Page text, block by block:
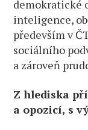
demokratické
inteligence,
především v
sociálního
a zároveň
Z hlediska
a opozicí, s